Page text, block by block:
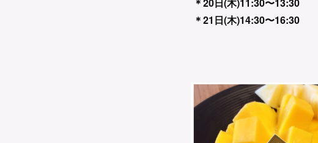
＊20日(木)11:30〜13:30
＊21日(木)14:30〜16:30